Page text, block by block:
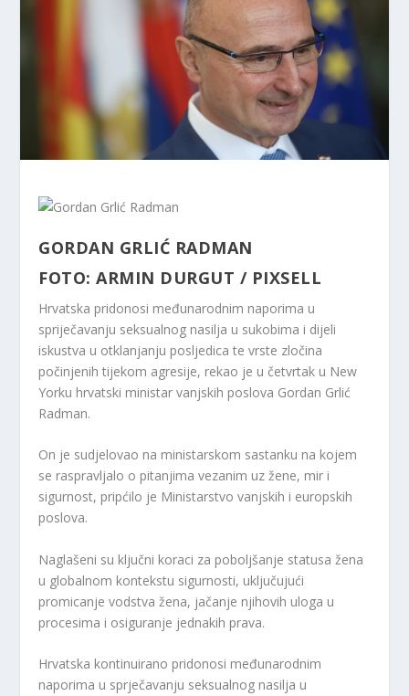
GORDAN GRLIĆ RADMAN
FOTO: ARMIN DURGUT / PIXSELL
Hrvatska pridonosi međunarodnim naporima u
spriječavanju seksualnog nasilja u sukobima i dijeli
iskustva u otklanjanju posljedica te vrste zločina
počinjenih tijekom agresije, rekao je u četvrtak u New
Yorku hrvatski ministar vanjskih poslova Gordan Grlić
Radman.
On je sudjelovao na ministarskom sastanku na kojem
se raspravljalo o pitanjima vezanim uz žene, mir i
sigurnost, pripćilo je Ministarstvo vanjskih i europskih
poslova.
Naglašeni su ključni koraci za poboljšanje statusa žena
u globalnom kontekstu sigurnosti, uključujući
promicanje vodstva žena, jačanje njihovih uloga u
procesima i osiguranje jednakih prava.
Hrvatska kontinuirano pridonosi međunarodnim
naporima u sprječavanju seksualnog nasilja u